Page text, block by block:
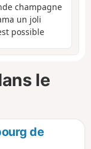
champagne
un joli
possible
le
de